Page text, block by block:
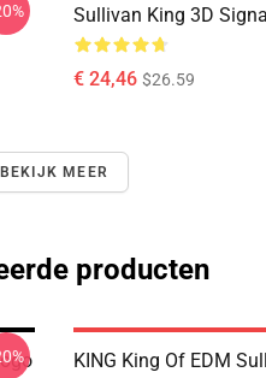
Sullivan King 3D
€ 24,46 $26.59
BEKIJK MEER
producten
KING King Of EDM